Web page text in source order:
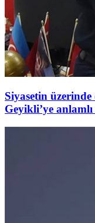
Siyasetin
Geyikli’ye